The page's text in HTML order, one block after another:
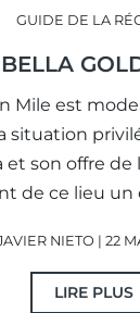
GUIDE DE LA
Mile est
situation
et son offre de
de ce lieu
NIETO | 22
LIRE PLUS